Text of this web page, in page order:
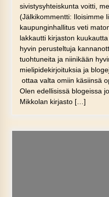
sivistysyhteiskunta voitti,
(Jälkikommentti: Iloisimme
kaupunginhallitus veti
lakkautti kirjaston
hyvin perusteltuja
tuohtuneita ja niinikään
mielipidekirjoituksia ja
ottaa valta omiin käsiinsä
Olen edellisissä blogeissa
Mikkolan kirjasto […]